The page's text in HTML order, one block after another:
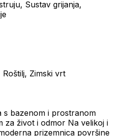
Sustav grijanja,
Zimski vrt
s bazenom i prostranom
za život i odmor Na velikoj i
prizemnica površine